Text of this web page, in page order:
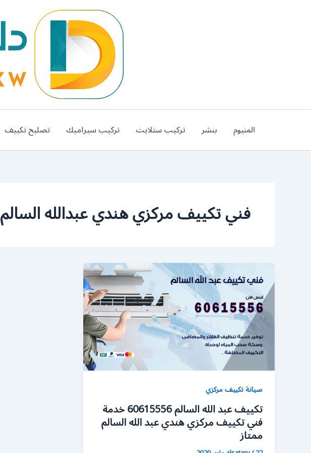
المنيوم بنشر تركيب ستلايت تركيب سيراميك تصليح تكييف
فني تكييف مركزي هندي عبدالله السالم
صيانة تكييف مركزي
تكييف عبد الله السالم 60615556 خدمة
فني تكييف مركزي هندي عبد الله السالم
ممتاز